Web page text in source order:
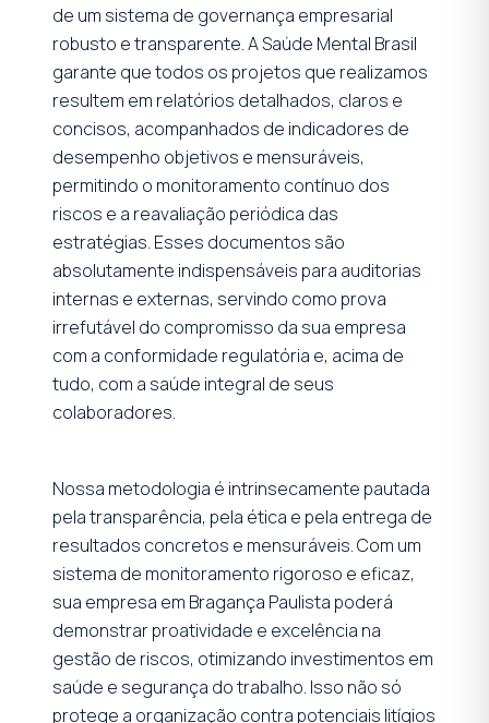
de um sistema de governança empresarial
robusto e transparente. A Saúde Mental Brasil
garante que todos os projetos que realizamos
resultem em relatórios detalhados, claros e
concisos, acompanhados de indicadores de
desempenho objetivos e mensuráveis,
permitindo o monitoramento contínuo dos
riscos e a reavaliação periódica das
estratégias. Esses documentos são
absolutamente indispensáveis para auditorias
internas e externas, servindo como prova
irrefutável do compromisso da sua empresa
com a conformidade regulatória e, acima de
tudo, com a saúde integral de seus
colaboradores.
Nossa metodologia é intrinsecamente pautada
pela transparência, pela ética e pela entrega de
resultados concretos e mensuráveis. Com um
sistema de monitoramento rigoroso e eficaz,
sua empresa em Bragança Paulista poderá
demonstrar proatividade e excelência na
gestão de riscos, otimizando investimentos em
saúde e segurança do trabalho. Isso não só
protege a organização contra potenciais litígios